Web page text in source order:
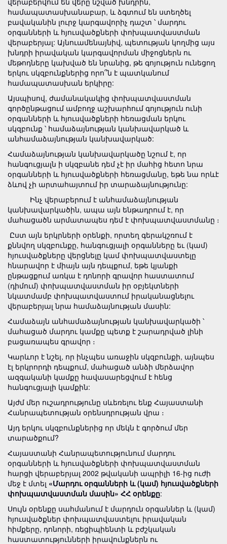
համապատասխանաբար, և ձգտում են ստեղծել
բավականին լուրջ կարգավորիչ դաշտ ՝ մարդու
օրգանների և հյուսվածքների փոխպատվաստման
վերաբերյալ: Այնուամենայնիվ, պետության կողմից այս
խնդրի իրավական կարգավորման միջոցներն ու
մեթոդները կախված են նրանից, թե գոյություն ունեցող
երկու սկզբունքներից որո՞ն է պատկանում
համապատասխան երկիրը:
Այսպիսով, ժամանակակից փոխպատվաստման
գործընթացում ամբողջ աշխարհում գոյություն ունի
օրգանների և հյուսվածքների հեռացման երկու
սկզբունք ՝ համաձայնության կանխավարկած և
անհամաձայնության կանխավարկած:
Համաձայնության կանխավարկածը նշում է, որ
հանգուցյալն ի սկզբանե դեմ չէ իր մահից հետո նրա
օրգանների և հյուսվածքների հեռացմանը, եթե նա որևէ
ձևով չի արտահայտում իր տարաձայնությունը:
Ինչ վերաբերում է անհամաձայնության
կանխավարկածին, ապա այն ենթադրում է, որ
մահացածն արմատապես դեմ է փոխպատվաստմանը ։
Ըստ այն երկրների օրենքի, որտեղ գերակշռում է
քննվող սկզբունքը, հանգուցյալի օրգանները եւ (կամ)
հյուսվածքները վերցնելը կամ փոխպատվաստելը
հնարավոր է միայն այն դեպքում, եթե կյանքի
ընթացքում առկա է դոնորի գրավոր հաստատում
(դիմում) փոխպատվաստման իր օբյեկտների
նկատմամբ փոխպատվաստում իրականացնելու
վերաբերյալ նրա համաձայնության մասին:
Համաձայն անհամաձայնության կանխավարկածի ՝
մահացած մարդու կամքը պետք է շարադրված լինի
բացառապես գրավոր ։
Կարևոր է նշել, որ ինչպես առաջին սկզբունքի, այնպես
էլ երկրորդի դեպքում, մահացած անձի մերձավոր
ազգականի կամքը հավասարեցվում է հենց
հանգուցյալի կամքին:
Այժմ մեր ուշադրությունը սևեռելու ենք Հայաստանի
Հանրապետության օրենսդրության վրա ։
Այդ երկու սկզբունքներից որ մեկն է գործում մեր
տարածքում?
Հայաստանի Հանրապետությունում մարդու
օրգանների և հյուսվածքների փոխպատվաստման
հարցի վերաբերյալ 2002 թվականի ապրիլի 16-ից ուժի
մեջ է մտել «Մարդու օրգանների և (կամ) հյուսվածքների
փոխպատվաստման մասին» ՀՀ օրենքը:
Սույն օրենքը սահմանում է մարդուն օրգաններ և (կամ)
հյուսվածքներ փոխպատվաստելու իրավական
հիմքերը, դոնորի, ռեցիպիենտի և բժշկական
հաստատությունների իրավունքներն ու